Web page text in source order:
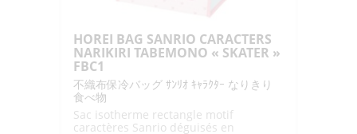
HOREI BAG SANRIO CARACTERS
NARIKIRI TABEMONO « SKATER »
FBC1
不織布保冷バッグ ｻﾝﾘｵ ｷｬﾗｸﾀｰ なりきり
食べ物
Sac isotherme rectangle motif
caractères Sanrio déguisés en